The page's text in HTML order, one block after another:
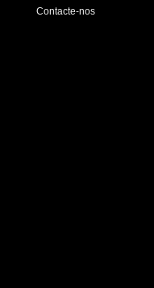
Contacte-nos